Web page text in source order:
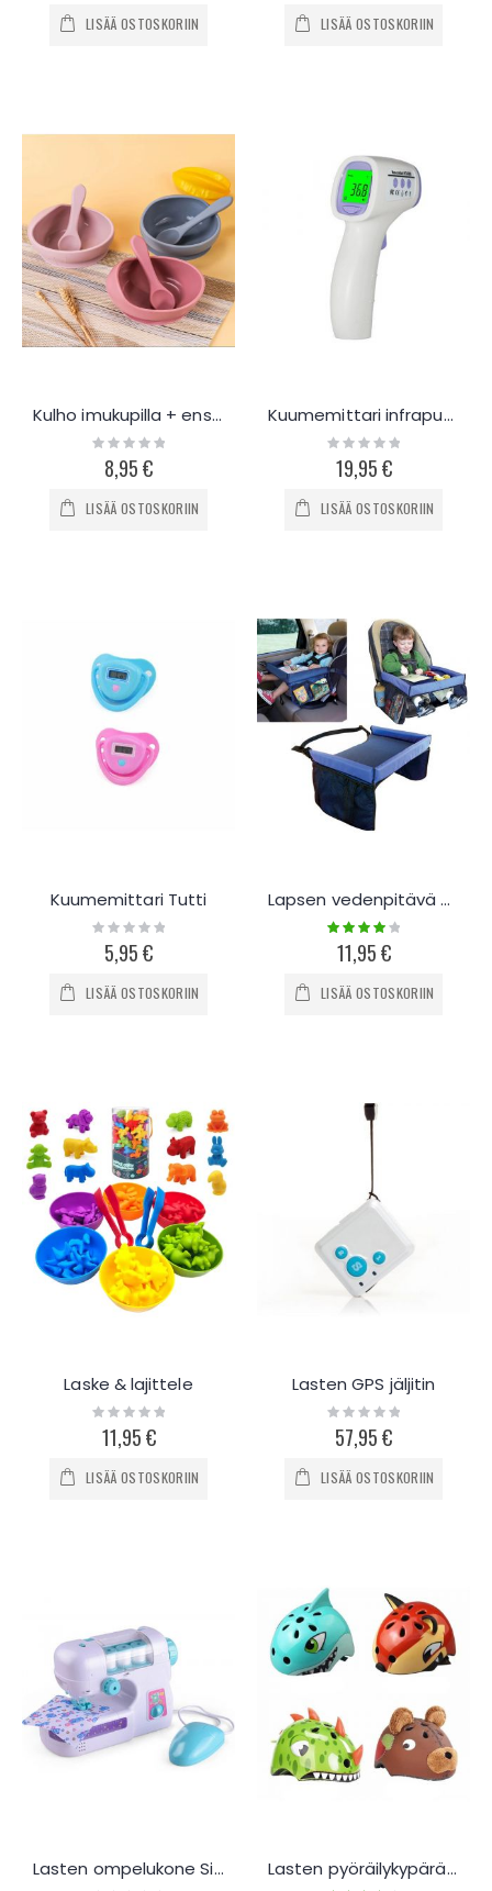
LISÄÄ OSTOSKORIIN LISÄÄ OSTOSKORIIN
Kulho imukupilla + ensilusikka
Rating:
0%8,95 €
LISÄÄ OSTOSKORIIN
Kuumemittari infrapunalla
Rating:
0%
19,95 €
LISÄÄ OSTOSKORIIN
Kuumemittari Tutti
Rating:
0%5,95 €
LISÄÄ OSTOSKORIIN
Lapsen vedenpitävä matkapöytä
Rating:
80%
11,95 €
LISÄÄ OSTOSKORIIN
Laske & lajittele
Rating:
0%
11,95 €
LISÄÄ OSTOSKORIIN
Lasten GPS jäljitin
Rating:
0%
57,95 €
LISÄÄ OSTOSKORIIN
Lasten ompelukone SimuToy Lasten pyöräilykypärä HaveFun